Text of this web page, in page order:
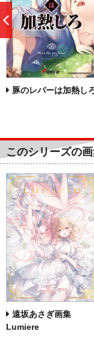
豚のレバーは加熱し
前
へ
このシリーズの
遠坂あさぎ画集
Lumiere